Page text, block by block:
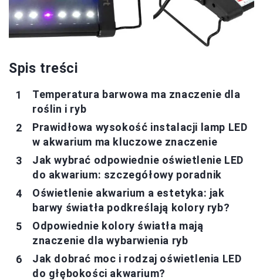
Spis treści
Temperatura barwowa ma znaczenie dla
roślin i ryb
Prawidłowa wysokość instalacji lamp LED
w akwarium ma kluczowe znaczenie
Jak wybrać odpowiednie oświetlenie LED
do akwarium: szczegółowy poradnik
Oświetlenie akwarium a estetyka: jak
barwy światła podkreślają kolory ryb?
Odpowiednie kolory światła mają
znaczenie dla wybarwienia ryb
Jak dobrać moc i rodzaj oświetlenia LED
do głębokości akwarium?